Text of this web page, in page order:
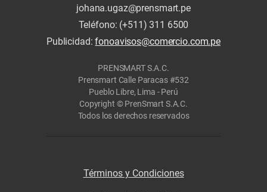
johana.ugaz@prensmart.pe
Teléfono: (+511) 311 6500
Publicidad:fonoavisos@comercio.com.pe
PRENSMART S.A.C.
Prensmart Calle Paracas #532
Pueblo Libre, Lima - Perú
Copyright © PrenSmart S.A.C.
Todos los derechos reservados
Términos y Condiciones